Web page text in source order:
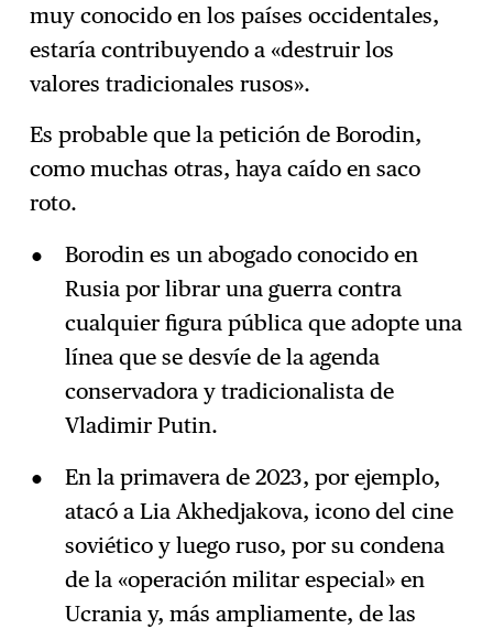
muy conocido en los países occidentales,
estaría contribuyendo a «destruir los
valores tradicionales rusos».
Es probable que la petición de Borodin,
como muchas otras, haya caído en saco
roto.
Borodin es un abogado conocido en
Rusia por librar una guerra contra
cualquier figura pública que adopte una
línea que se desvíe de la agenda
conservadora y tradicionalista de
Vladimir Putin.
En la primavera de 2023, por ejemplo,
atacó a Lia Akhedjakova, icono del cine
soviético y luego ruso, por su condena
de la «operación militar especial» en
Ucrania y, más ampliamente, de las